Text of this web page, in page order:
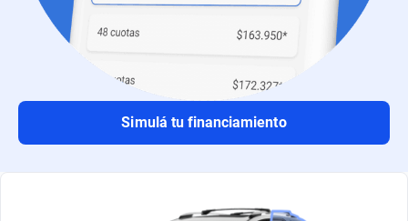
Simulá tu financiamiento